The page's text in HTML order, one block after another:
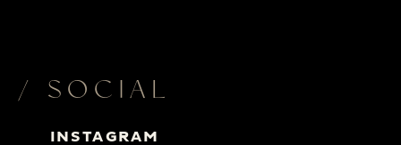
INSTAGRAM
/ SOCIAL